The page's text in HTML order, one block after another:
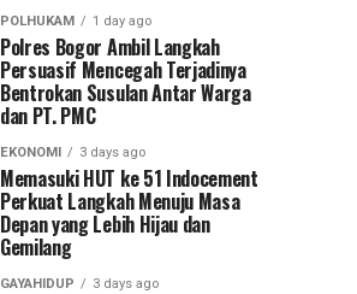
POLHUKAM 1 day ago
Polres Bogor Ambil Langkah
Persuasif Mencegah Terjadinya
Bentrokan Susulan Antar Warga
dan PT. PMC
EKONOMI 3 days ago
Memasuki HUT ke 51 Indocement
Perkuat Langkah Menuju Masa
Depan yang Lebih Hijau dan
Gemilang
GAYAHIDUP 3 days ago